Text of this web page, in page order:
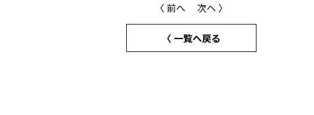
〈 前へ 次へ 〉
〈 一覧へ戻る